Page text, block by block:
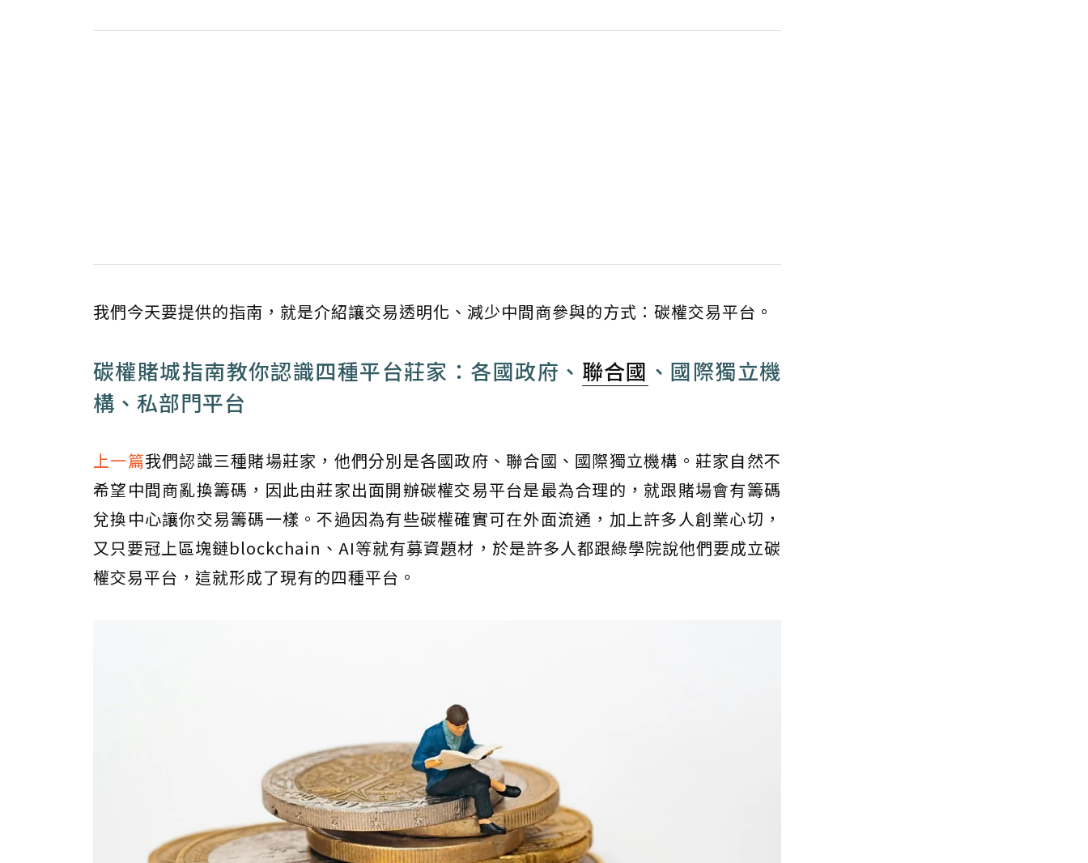
我們今天要提供的指南，就是介紹讓交易透明化、減少中間商參與的方式：碳權交易平台。
碳權賭城指南教你認識四種平台莊家：各國政府、 聯合國 、國際獨立機
構、私部門平台
上一篇我們認識三種賭場莊家，他們分別是各國政府、聯合國、國際獨立機構。莊家自然不
希望中間商亂換籌碼，因此由莊家出面開辦碳權交易平台是最為合理的，就跟賭場會有籌碼
兌換中心讓你交易籌碼一樣。不過因為有些碳權確實可在外面流通，加上許多人創業心切，
又只要冠上區塊鏈blockchain、AI等就有募資題材，於是許多人都跟綠學院說他們要成立碳
權交易平台，這就形成了現有的四種平台。